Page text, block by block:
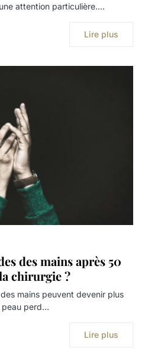
attention particulière.…
Lire plus
des mains après 50
chirurgie ?
mains peuvent devenir plus
peau perd…
Lire plus